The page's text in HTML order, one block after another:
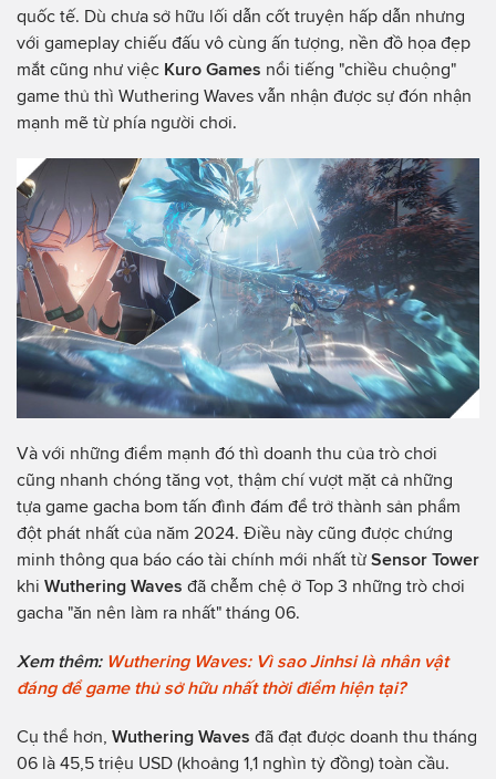
quốc tế. Dù chưa sở hữu lối dẫn cốt truyện hấp dẫn nhưng
với gameplay chiếu đấu vô cùng ấn tượng, nền đồ họa đẹp
mắt cũng như việc Kuro Games nổi tiếng "chiều chuộng"
game thủ thì Wuthering Waves vẫn nhận được sự đón nhận
mạnh mẽ từ phía người chơi.
Và với những điểm mạnh đó thì doanh thu của trò chơi
cũng nhanh chóng tăng vọt, thậm chí vượt mặt cả những
tựa game gacha bom tấn đình đám để trở thành sản phẩm
đột phát nhất của năm 2024. Điều này cũng được chứng
minh thông qua báo cáo tài chính mới nhất từ Sensor Tower
khi Wuthering Waves đã chễm chệ ở Top 3 những trò chơi
gacha "ăn nên làm ra nhất" tháng 06.
Xem thêm: Wuthering Waves: Vì sao Jinhsi là nhân vật
đáng để game thủ sở hữu nhất thời điểm hiện tại?
Cụ thể hơn, Wuthering Waves đã đạt được doanh thu tháng
06 là 45,5 triệu USD (khoảng 1,1 nghìn tỷ đồng) toàn cầu.